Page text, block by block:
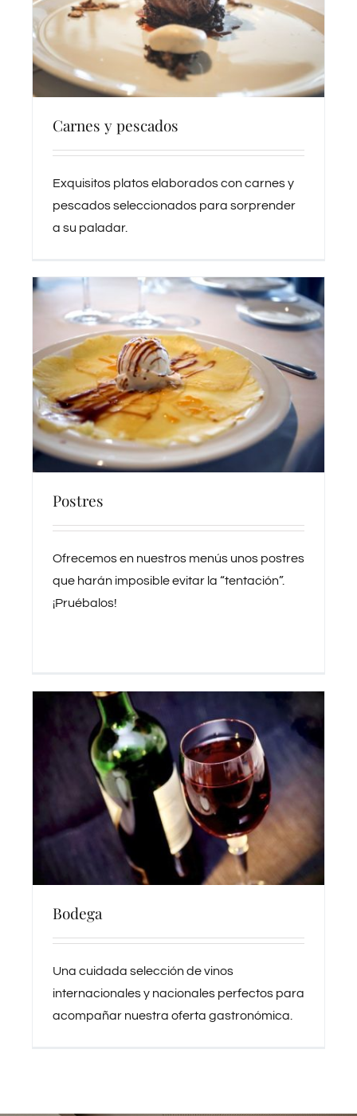
Carnes y pescados
Exquisitos platos elaborados con carnes y
pescados seleccionados para sorprender
a su paladar.
Postres
Ofrecemos en nuestros menús unos postres
que harán imposible evitar la “tentación”.
¡Pruébalos!
Bodega
Una cuidada selección de vinos
internacionales y nacionales perfectos para
acompañar nuestra oferta gastronómica.